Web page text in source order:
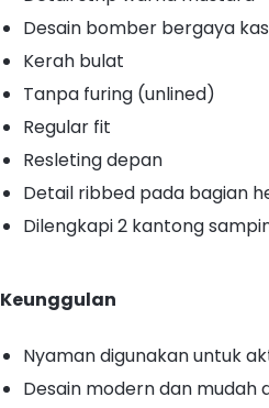
Desain bomber bergaya
Kerah bulat
Tanpa furing (unlined)
Regular fit
Resleting depan
Detail ribbed pada bagian
Dilengkapi 2 kantong
Keunggulan
Nyaman digunakan untuk
Desain modern dan mudah